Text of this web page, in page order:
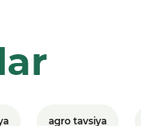
agro tavsiya